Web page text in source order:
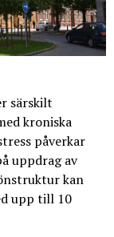
särskilt
kroniska
påverkar
uppdrag av
kan
upp till 10